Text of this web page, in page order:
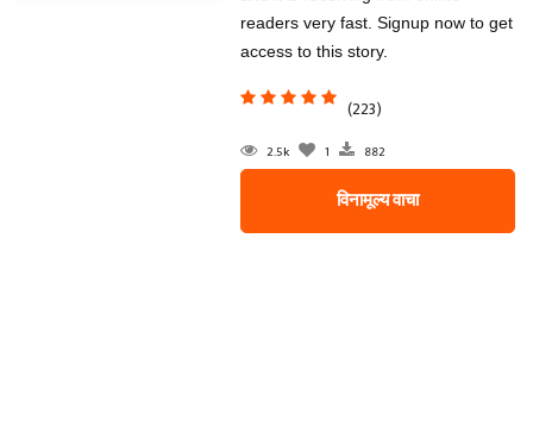
readers very fast. Signup now to get
access to this story.
(223)
2.5k 1 882
विनामूल्य वाचा